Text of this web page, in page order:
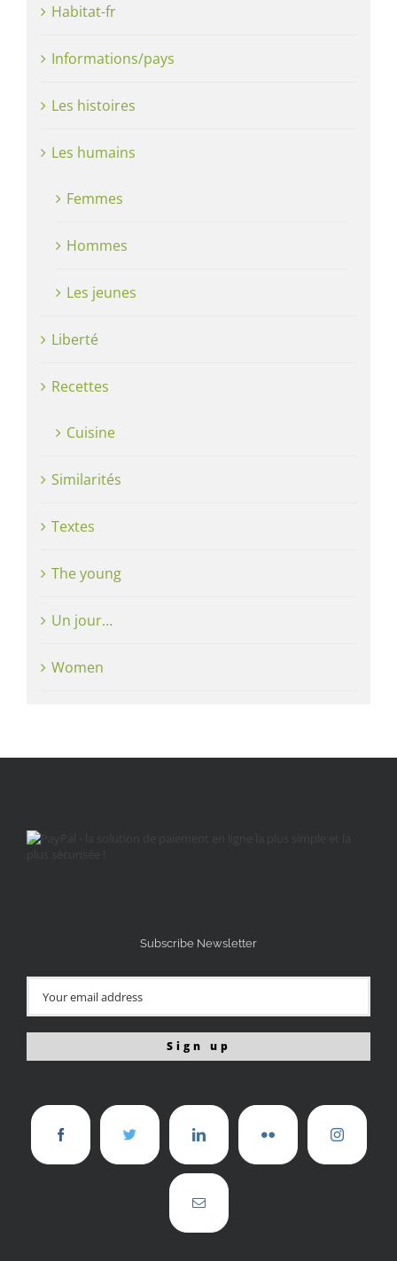
Habitat-fr
Informations/pays
Les histoires
Les humains
Femmes
Hommes
Les jeunes
Liberté
Recettes
Cuisine
Similarités
Textes
The young
Un jour…
Women
Subscribe Newsletter